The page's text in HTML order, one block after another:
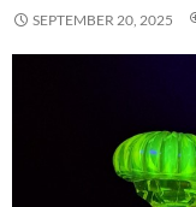
SEPTEMBER 20, 2025